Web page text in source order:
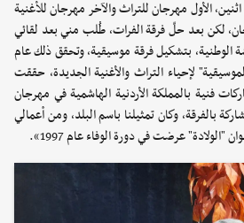
الأول مهرجان للتراث والآخر مهرجان للأغنية
لكن بعد حلّ فرقة الفرات، طُلب مني بعد لقائي
الوطنية، بتشكيل فرقة موسيقية، وتحقق ذلك عام
الموسيقية" لإحياء التراث والأغنية الجديدة، حققت
فنية بالمملكة الأردنية الهاشمية في مهرجان
بالفرقة، وكان تمثيلنا باسم البلد، ومن أعمالي
عرضت في دورة الوفاء عام 1997».